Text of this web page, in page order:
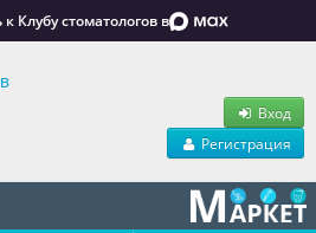
Клубу стоматологов в
Вход
Регистрация